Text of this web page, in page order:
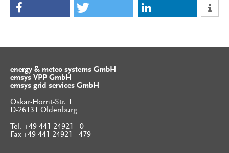
energy & meteo systems GmbH
emsys VPP GmbH
emsys grid services GmbH
Oskar-Homt-Str. 1
D-26131 Oldenburg
Tel. +49 441 24921 - 0
Fax +49 441 24921 - 479